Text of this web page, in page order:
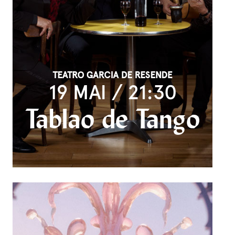
TEATRO GARCIA DE RESENDE
19 MAI / 21:30
Tablao de Tango